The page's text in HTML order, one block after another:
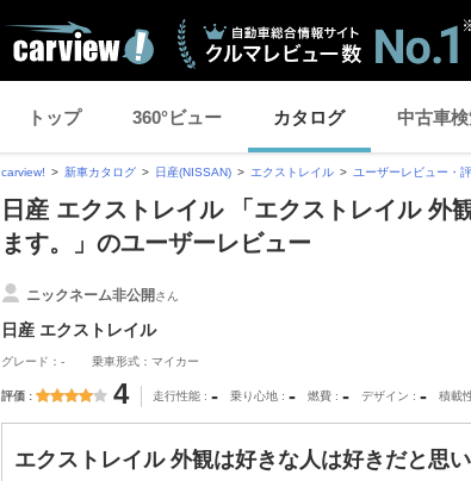
トップ 360°ビュー カタログ 中古車
carview! 新車カタログ 日産(NISSAN) エクストレイル ユーザーレビュー・
日産 エクストレイル 「エクストレイル 外
ます。」のユーザーレビュー
ニックネーム非公開さん
日産 エクストレイル
グレード：- 乗車形式：マイカー
評価 4 走行性能 - 乗り心地 - 燃費 - デザイン - 積載
エクストレイル 外観は好きな人は好きだと思い